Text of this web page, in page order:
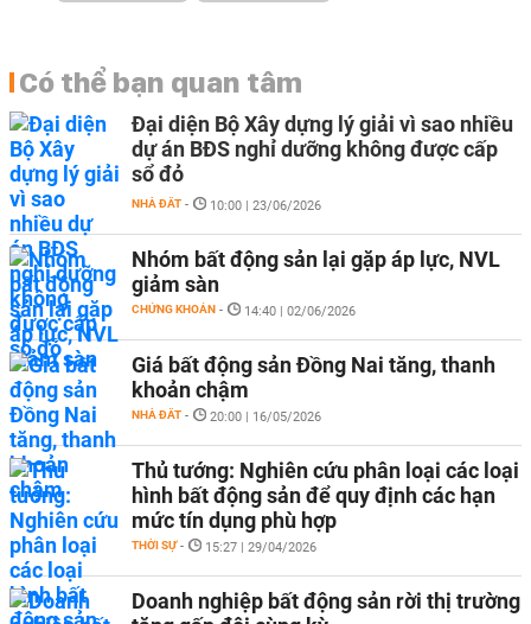
Có thể bạn quan tâm
Đại diện Bộ Xây dựng lý giải vì sao nhiều
dự án BĐS nghỉ dưỡng không được cấp
sổ đỏ
NHÀ ĐẤT - 10:00 | 23/06/2026
Nhóm bất động sản lại gặp áp lực, NVL
giảm sàn
CHỨNG KHOÁN - 14:40 | 02/06/2026
Giá bất động sản Đồng Nai tăng, thanh
khoản chậm
NHÀ ĐẤT - 20:00 | 16/05/2026
Thủ tướng: Nghiên cứu phân loại các loại
hình bất động sản để quy định các hạn
mức tín dụng phù hợp
THỜI SỰ - 15:27 | 29/04/2026
Doanh nghiệp bất động sản rời thị trường